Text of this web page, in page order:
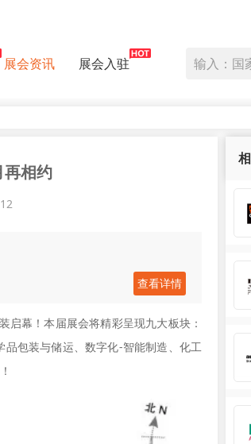
展会资讯 展会入驻 输入：国
再相约
查看详情
幕！本届展会将精彩呈现九大板块：
包装与储运、数字化-智能制造、化工